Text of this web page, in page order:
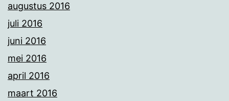
augustus 2016
juli 2016
juni 2016
mei 2016
april 2016
maart 2016